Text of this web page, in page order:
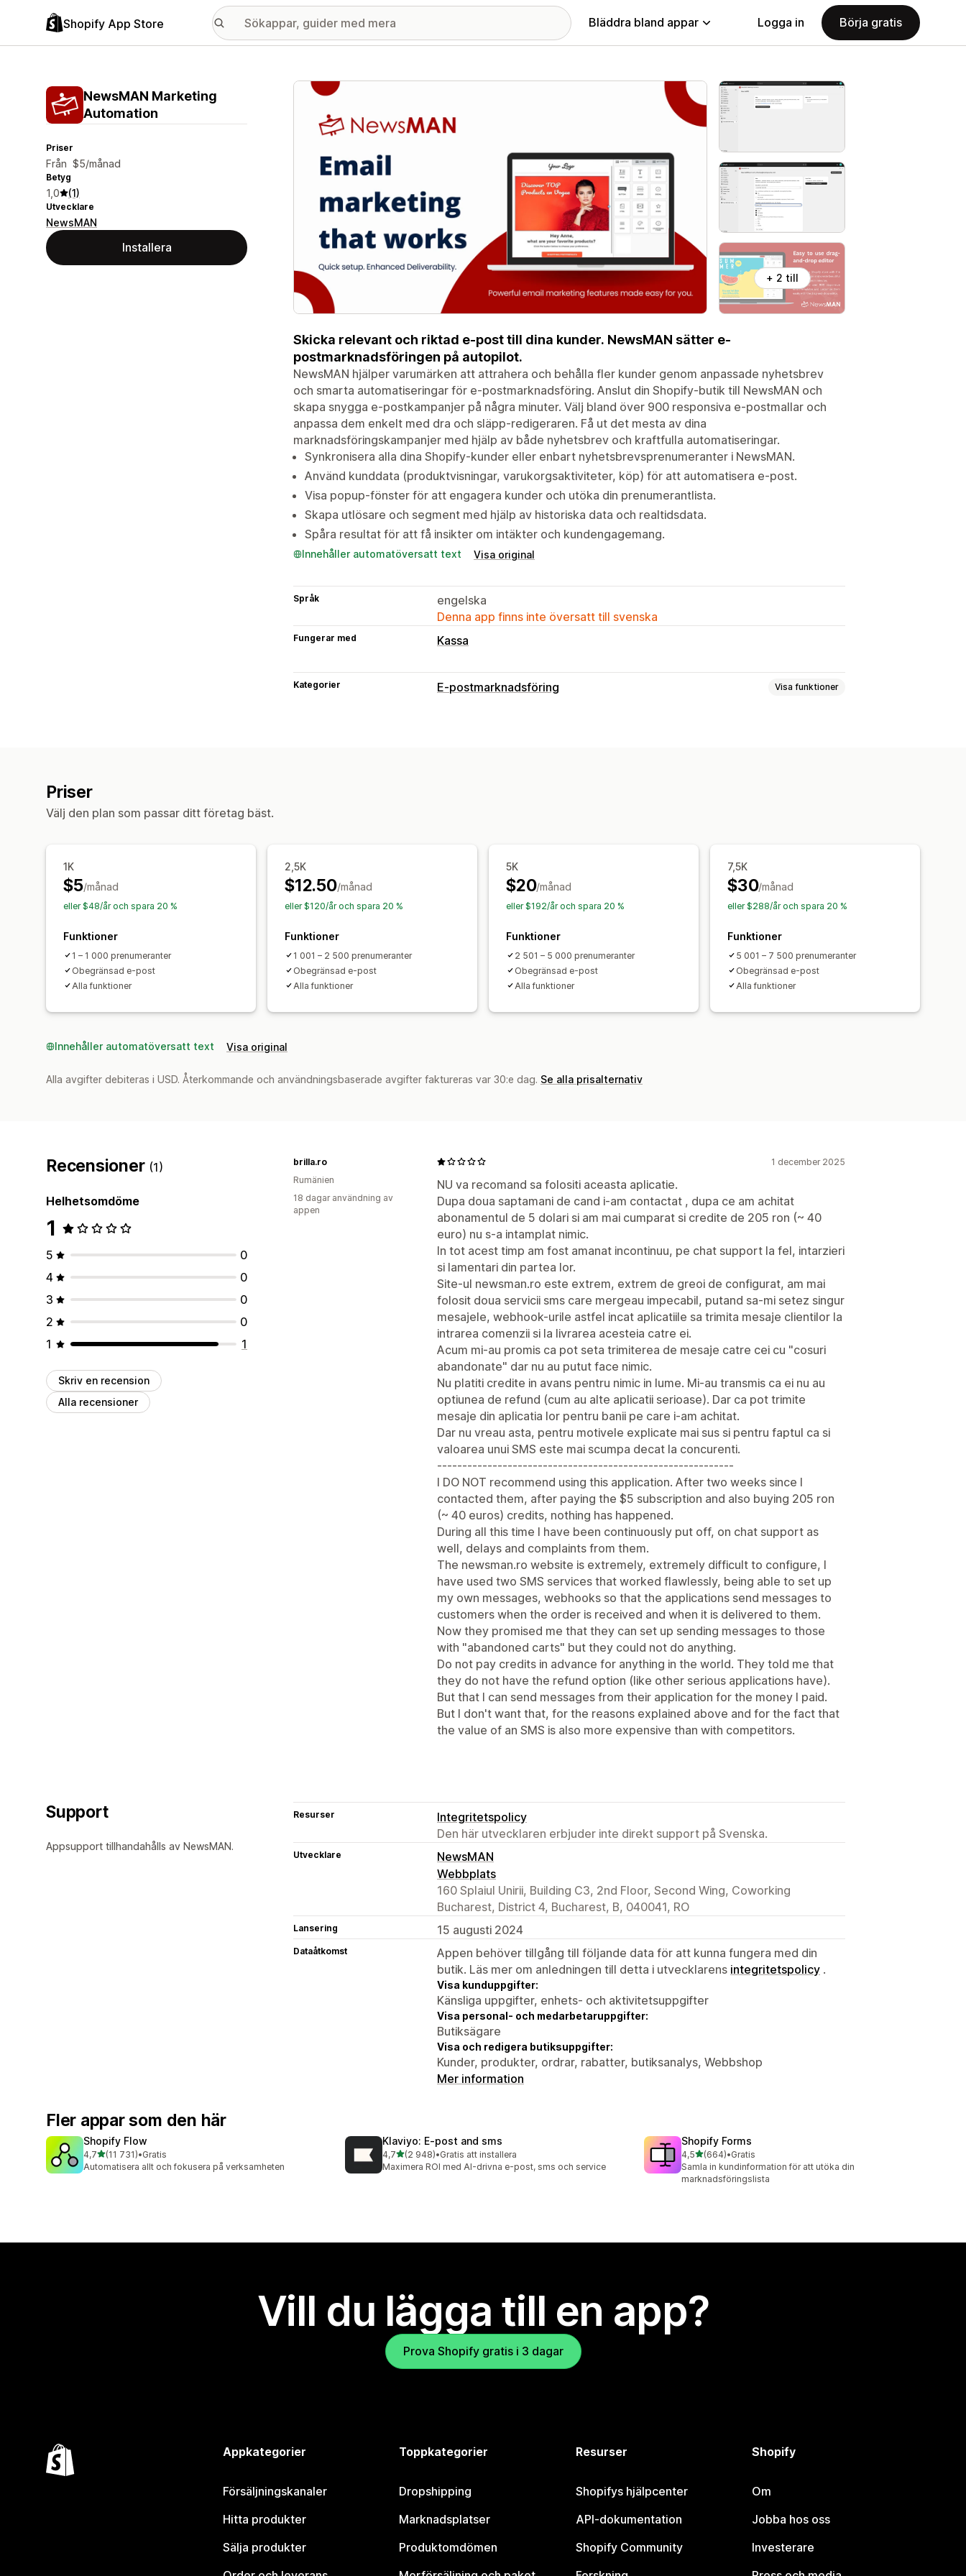
Shopify App Store Bläddra bland appar Logga in Börja gratis
NewsMAN Marketing
Automation
Priser
Från $5/månad
Betyg
1,0 (1)
Utvecklare
NewsMAN
Installera
Galleri med utvalda bilder
+ 2 till
Skicka relevant och riktad e-post till dina kunder. NewsMAN sätter e-
postmarknadsföringen på autopilot.
NewsMAN hjälper varumärken att attrahera och behålla fler kunder genom anpassade nyhetsbrev
och smarta automatiseringar för e-postmarknadsföring. Anslut din Shopify-butik till NewsMAN och
skapa snygga e-postkampanjer på några minuter. Välj bland över 900 responsiva e-postmallar och
anpassa dem enkelt med dra och släpp-redigeraren. Få ut det mesta av dina
marknadsföringskampanjer med hjälp av både nyhetsbrev och kraftfulla automatiseringar.
Synkronisera alla dina Shopify-kunder eller enbart nyhetsbrevsprenumeranter i NewsMAN.
Använd kunddata (produktvisningar, varukorgsaktiviteter, köp) för att automatisera e-post.
Visa popup-fönster för att engagera kunder och utöka din prenumerantlista.
Skapa utlösare och segment med hjälp av historiska data och realtidsdata.
Spåra resultat för att få insikter om intäkter och kundengagemang.
Innehåller automatöversatt text Visa original
Språk
engelska
Denna app finns inte översatt till svenska
Fungerar med Kassa
Kategorier E-postmarknadsföring Visa funktioner
Automatiseringar
Taggning
A/B-testning
Priser
Välj den plan som passar ditt företag bäst.
1K
$5/månad
eller $48/år och spara 20 %
Funktioner
1 – 1 000 prenumeranter
Obegränsad e-post
Alla funktioner
2,5K
$12.50/månad
eller $120/år och spara 20 %
Funktioner
1 001 – 2 500 prenumeranter
Obegränsad e-post
Alla funktioner
5K
$20/månad
eller $192/år och spara 20 %
Funktioner
2 501 – 5 000 prenumeranter
Obegränsad e-post
Alla funktioner
7,5K
$30/månad
eller $288/år och spara 20 %
Funktioner
5 001 – 7 500 prenumeranter
Obegränsad e-post
Alla funktioner
Innehåller automatöversatt text Visa original
Alla avgifter debiteras i USD. Återkommande och användningsbaserade avgifter faktureras var 30:e dag. Se alla prisalternativ
Recensioner (1)
Helhetsomdöme
1
5
0
4
0
3
0
2
0
1
1
Skriv en recension
Alla recensioner
1 december 2025
NU va recomand sa folositi aceasta aplicatie.
Dupa doua saptamani de cand i-am contactat , dupa ce am achitat
abonamentul de 5 dolari si am mai cumparat si credite de 205 ron (~ 40
euro) nu s-a intamplat nimic.
In tot acest timp am fost amanat incontinuu, pe chat support la fel, intarzieri
si lamentari din partea lor.
Site-ul newsman.ro este extrem, extrem de greoi de configurat, am mai
folosit doua servicii sms care mergeau impecabil, putand sa-mi setez singur
mesajele, webhook-urile astfel incat aplicatiile sa trimita mesaje clientilor la
intrarea comenzii si la livrarea acesteia catre ei.
Acum mi-au promis ca pot seta trimiterea de mesaje catre cei cu "cosuri
abandonate" dar nu au putut face nimic.
Nu platiti credite in avans pentru nimic in lume. Mi-au transmis ca ei nu au
optiunea de refund (cum au alte aplicatii serioase). Dar ca pot trimite
mesaje din aplicatia lor pentru banii pe care i-am achitat.
Dar nu vreau asta, pentru motivele explicate mai sus si pentru faptul ca si
valoarea unui SMS este mai scumpa decat la concurenti.
-----------------------------------------------------------
I DO NOT recommend using this application. After two weeks since I
contacted them, after paying the $5 subscription and also buying 205 ron
(~ 40 euros) credits, nothing has happened.
During all this time I have been continuously put off, on chat support as
well, delays and complaints from them.
The newsman.ro website is extremely, extremely difficult to configure, I
have used two SMS services that worked flawlessly, being able to set up
my own messages, webhooks so that the applications send messages to
customers when the order is received and when it is delivered to them.
Now they promised me that they can set up sending messages to those
with "abandoned carts" but they could not do anything.
Do not pay credits in advance for anything in the world. They told me that
they do not have the refund option (like other serious applications have).
But that I can send messages from their application for the money I paid.
But I don't want that, for the reasons explained above and for the fact that
the value of an SMS is also more expensive than with competitors.
brilla.ro
Rumänien
18 dagar användning av
appen
Support
Appsupport tillhandahålls av NewsMAN.
Resurser
Integritetspolicy
Den här utvecklaren erbjuder inte direkt support på Svenska.
Utvecklare
NewsMAN
Webbplats
160 Splaiul Unirii, Building C3, 2nd Floor, Second Wing, Coworking
Bucharest, District 4, Bucharest, B, 040041, RO
Lansering 15 augusti 2024
Dataåtkomst
Appen behöver tillgång till följande data för att kunna fungera med din
butik. Läs mer om anledningen till detta i utvecklarens integritetspolicy .
Visa kunduppgifter:
Känsliga uppgifter, enhets- och aktivitetsuppgifter
Visa personal- och medarbetaruppgifter:
Butiksägare
Visa och redigera butiksuppgifter:
Kunder, produkter, ordrar, rabatter, butiksanalys, Webbshop
Mer information
Fler appar som den här
Shopify Flow
4,7av 5 stjärnor
(11 731)
11731 recensioner totalt
•Gratis
Automatisera allt och fokusera på verksamheten
Klaviyo: E‑post and sms
4,7av 5 stjärnor
(2 948)
2948 recensioner totalt
•Gratis att installera
Maximera ROI med AI-drivna e-post, sms och service
Shopify Forms
4,5av 5 stjärnor
(664)
664 recensioner totalt
•Gratis
Samla in kundinformation för att utöka din
marknadsföringslista
Vill du lägga till en app?
Prova Shopify gratis i 3 dagar
Appkategorier
Försäljningskanaler
Hitta produkter
Sälja produkter
Toppkategorier
Dropshipping
Marknadsplatser
Produktomdömen
Resurser
Shopifys hjälpcenter
API-dokumentation
Shopify Community
Shopify
Om
Jobba hos oss
Investerare